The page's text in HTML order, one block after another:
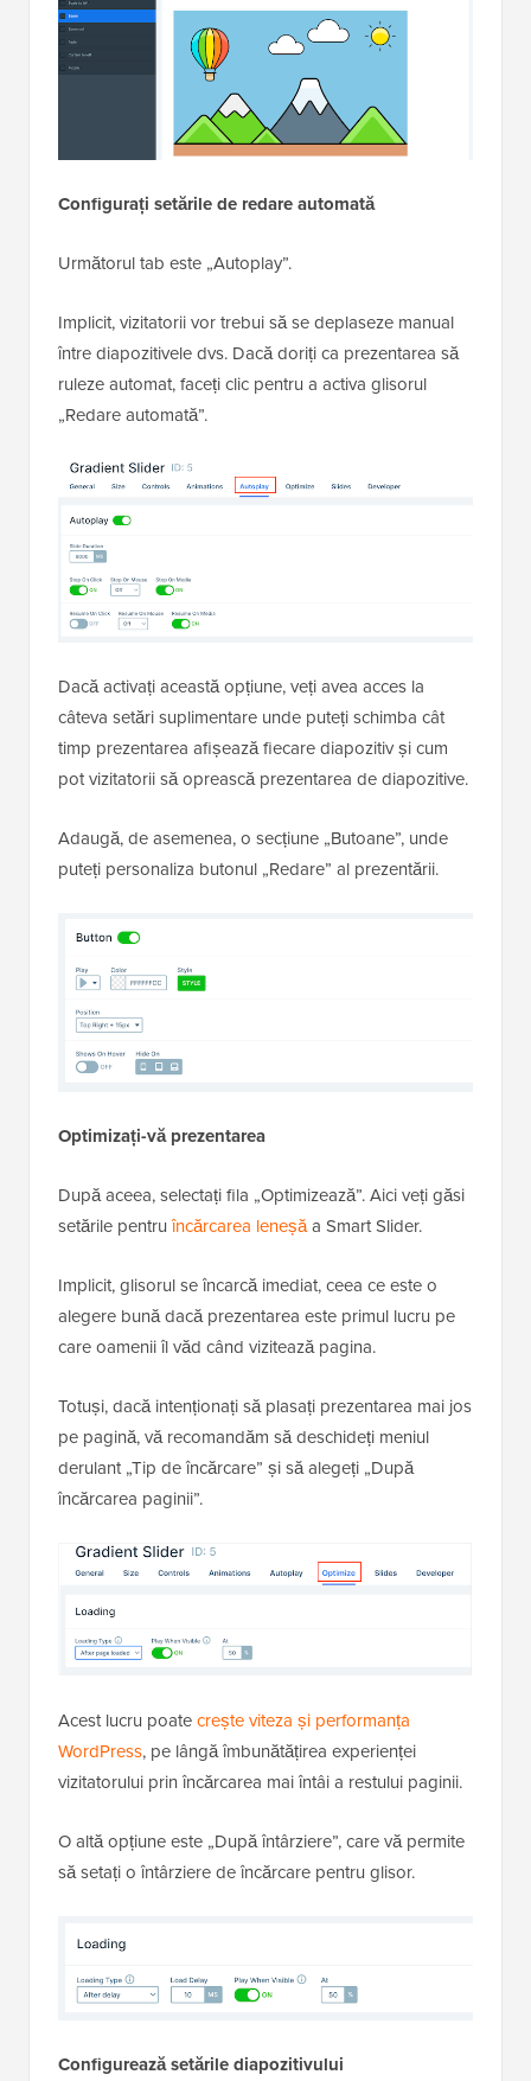
Configurați setările de redare automată
Următorul tab este „Autoplay”.
Implicit, vizitatorii vor trebui să se deplaseze manual
între diapozitivele dvs. Dacă doriți ca prezentarea să
ruleze automat, faceți clic pentru a activa glisorul
„Redare automată”.
Dacă activați această opțiune, veți avea acces la
câteva setări suplimentare unde puteți schimba cât
timp prezentarea afișează fiecare diapozitiv și cum
pot vizitatorii să oprească prezentarea de diapozitive.
Adaugă, de asemenea, o secțiune „Butoane”, unde
puteți personaliza butonul „Redare” al prezentării.
Optimizați-vă prezentarea
După aceea, selectați fila „Optimizează”. Aici veți găsi
setările pentru încărcarea leneșăa Smart Slider.
Implicit, glisorul se încarcă imediat, ceea ce este o
alegere bună dacă prezentarea este primul lucru pe
care oamenii îl văd când vizitează pagina.
Totuși, dacă intenționați să plasați prezentarea mai jos
pe pagină, vă recomandăm să deschideți meniul
derulant „Tip de încărcare” și să alegeți „După
încărcarea paginii”.
Acest lucru poatecrește viteza și performanța
WordPress, pe lângă îmbunătățirea experienței
vizitatorului prin încărcarea mai întâi a restului paginii.
O altă opțiune este „După întârziere”, care vă permite
să setați o întârziere de încărcare pentru glisor.
Configurează setările diapozitivului